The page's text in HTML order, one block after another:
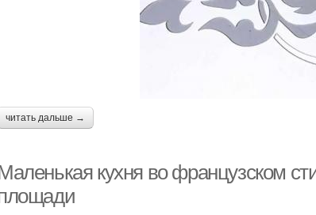
читать дальше →
кухня во французском